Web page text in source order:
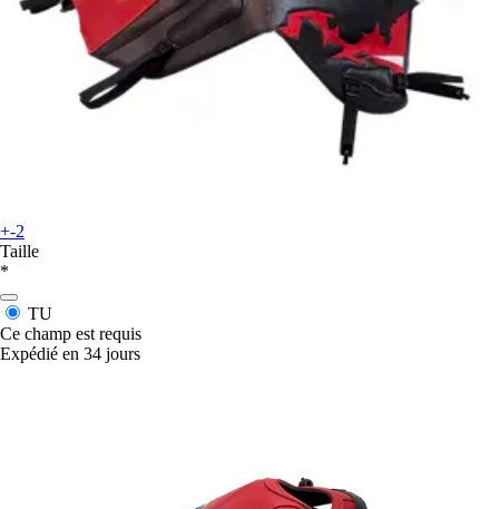
+-2
Taille
*
TU
Ce champ est requis
Expédié en 34 jours